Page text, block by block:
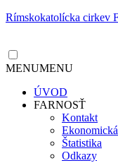
Rímskokatolícka cirkev
MENUMENU
ÚVOD
FARNOSŤ
Kontakt
Štatistika
Odkazy